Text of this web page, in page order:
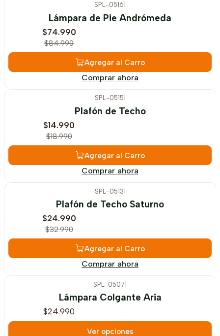
OFF
SPL-0516
Lámpara de Pie Andrómeda
$74.990
$84.990
Agregar al Carro
Comprar ahora
SPL-0515
Plafón de Techo
$14.990
$18.990
Agregar al Carro
Comprar ahora
SPL-0513|
Plafón de Techo Saturno
$24.990
$32.990
Agregar al Carro
Comprar ahora
SPL-0507|
Lámpara Colgante Aria
$24.990
Ver opciones